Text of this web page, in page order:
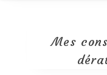
Mes